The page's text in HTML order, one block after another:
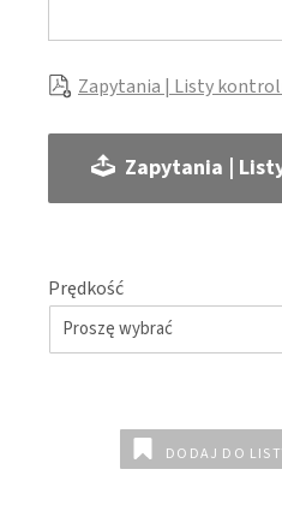
Zapytania | Listy
Zapytania |
Prędkość
DODAJ DO